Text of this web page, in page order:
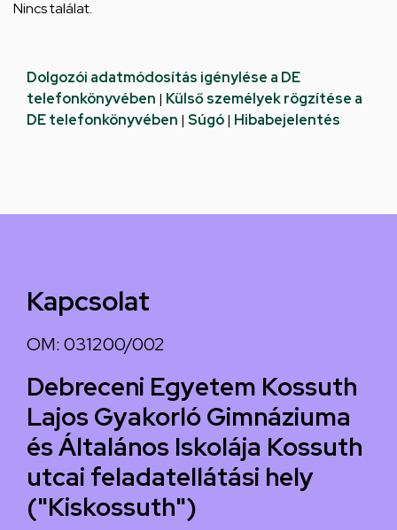
Nincs találat.
Dolgozói adatmódosítás igénylése a DE
telefonkönyvében | Külső személyek rögzítése a
DE telefonkönyvében | Súgó| Hibabejelentés
Kapcsolat
OM: 031200/002
Debreceni Egyetem Kossuth
Lajos Gyakorló Gimnáziuma
és Általános Iskolája Kossuth
utcai feladatellátási hely
("Kiskossuth")